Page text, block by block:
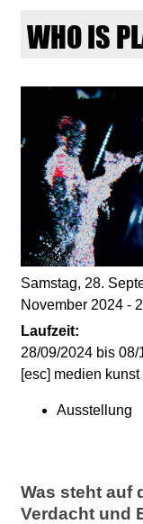
m
d
n
k
u
WHO IS
Samstag, 28.
November 2024 -
Laufzeit:
28/09/2024 bis08/
[esc] medien
Ausstellung
Was steht auf
Verdacht und